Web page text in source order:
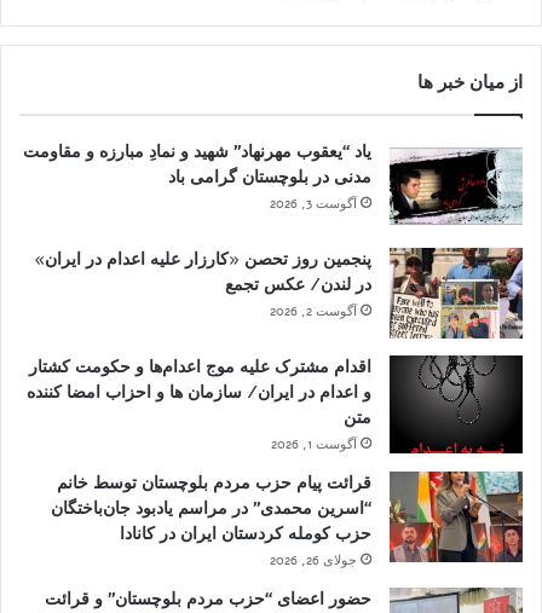
از میان خبر ها
یاد “یعقوب مهرنهاد” شهید و نمادِ مبارزه و مقاومت
مدنی در بلوچستان گرامی باد
آگوست 3, 2026
پنجمین روز تحصن «کارزار علیه اعدام در ایران»
در لندن/ عکس تجمع
آگوست 2, 2026
اقدام مشترک علیه موج اعدام‌ها و حکومت کشتار
و اعدام در ایران/ سازمان ها و احزاب امضا کننده
متن
آگوست 1, 2026
قرائت پیام حزب مردم بلوچستان توسط خانم
“اسرین محمدی” در مراسم یادبود جان‌باختگان
حزب کومله کردستان ایران در کانادا
جولای 26, 2026
حضور اعضای “حزب مردم بلوچستان” و قرائت